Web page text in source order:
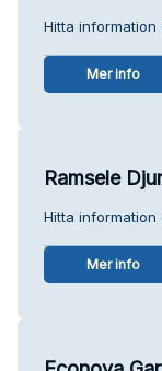
Hitta information
Mer info
Ramsele
Hitta information
Mer info